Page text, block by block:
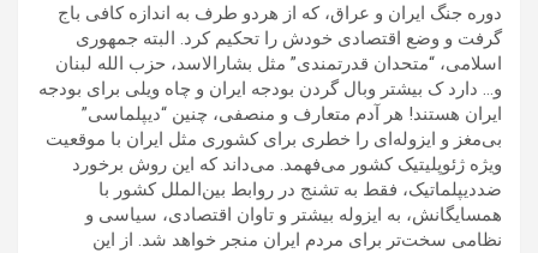
دوره جنگ ایران و عراق، که از هردو طرف به اندازه کافی باج
گرفت و وضع اقتصادی خودش را تحکیم کرد. البته جمهوری
اسلامی، “متحدان قدرتمندی” مثل بشارالاسد، حزب الله لبنان
و… دارد ک بیشتر وبال گردن بودجه ایران و چاه ویلی برای بودجه
ایران هستند! هر آدم متعارف و منصفی، چنین “دیپلماسی”
بی‌مغز و ایزوله‌ای را خطری برای کشوری مثل ایران با موقعیت
ویژه ژئوپلیتیک کشور می‌فهمد. می‌داند که این روش برخورد
ضددیپلماتیک، فقط به تشنج در روابط بین‌الملل کشور با
همسایگانش، به ایزوله بیشتر و تاوان اقتصادی، سیاسی و
نظامی سخت‌تر برای مردم ایران منجر خواهد شد. از این